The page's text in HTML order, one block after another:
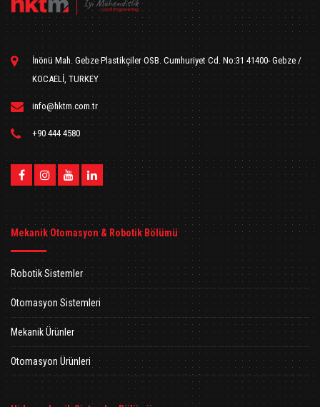
İnönü Mah. Gebze Plastikçiler OSB. Cumhuriyet Cd. No:31 41400- Gebze /
KOCAELİ, TURKEY
info@hktm.com.tr
+90 444 4580
Mekanik Otomasyon & Robotik Bölümü
Robotik Sistemler
Otomasyon Sistemleri
Mekanik Ürünler
Otomasyon Ürünleri